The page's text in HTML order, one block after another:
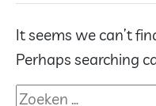
It seems we can’t
Perhaps searching
Zoeken